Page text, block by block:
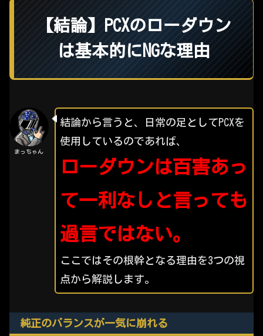
【結論】PCXのローダウン
は基本的にNGな理由
まっちゃん
結論から言うと、日常の足としてPCXを
使用しているのであれば、
ローダウンは百害あっ
て一利なしと言っても
過言ではない。
ここではその根幹となる理由を3つの視
点から解説します。
純正のバランスが一気に崩れる